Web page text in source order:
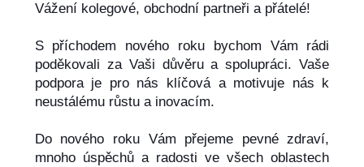
Vážení kolegové, obchodní partneři a přátelé!
S příchodem nového roku bychom Vám rádi
poděkovali za Vaši důvěru a spolupráci. Vaše
podpora je pro nás klíčová a motivuje nás k
neustálému růstu a inovacím.
Do nového roku Vám přejeme pevné zdraví,
mnoho úspěchů a radosti ve všech oblastech